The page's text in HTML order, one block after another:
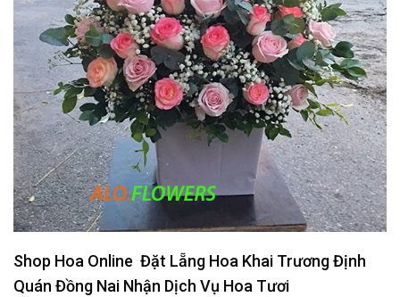
Shop Hoa Online Đặt Lẵng Hoa Khai Trương Định
Quán Đồng Nai Nhận Dịch Vụ Hoa Tươi